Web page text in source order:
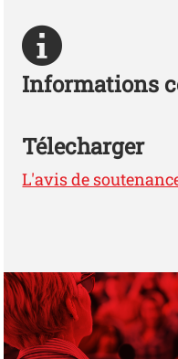
Informations
Télecharger
L'avis de